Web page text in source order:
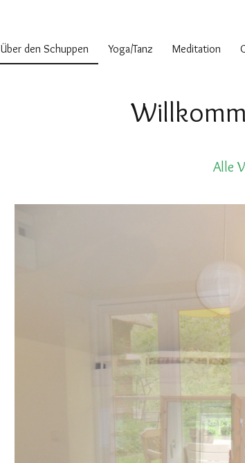
Über den Schuppen Yoga/Tanz Meditation
Alle